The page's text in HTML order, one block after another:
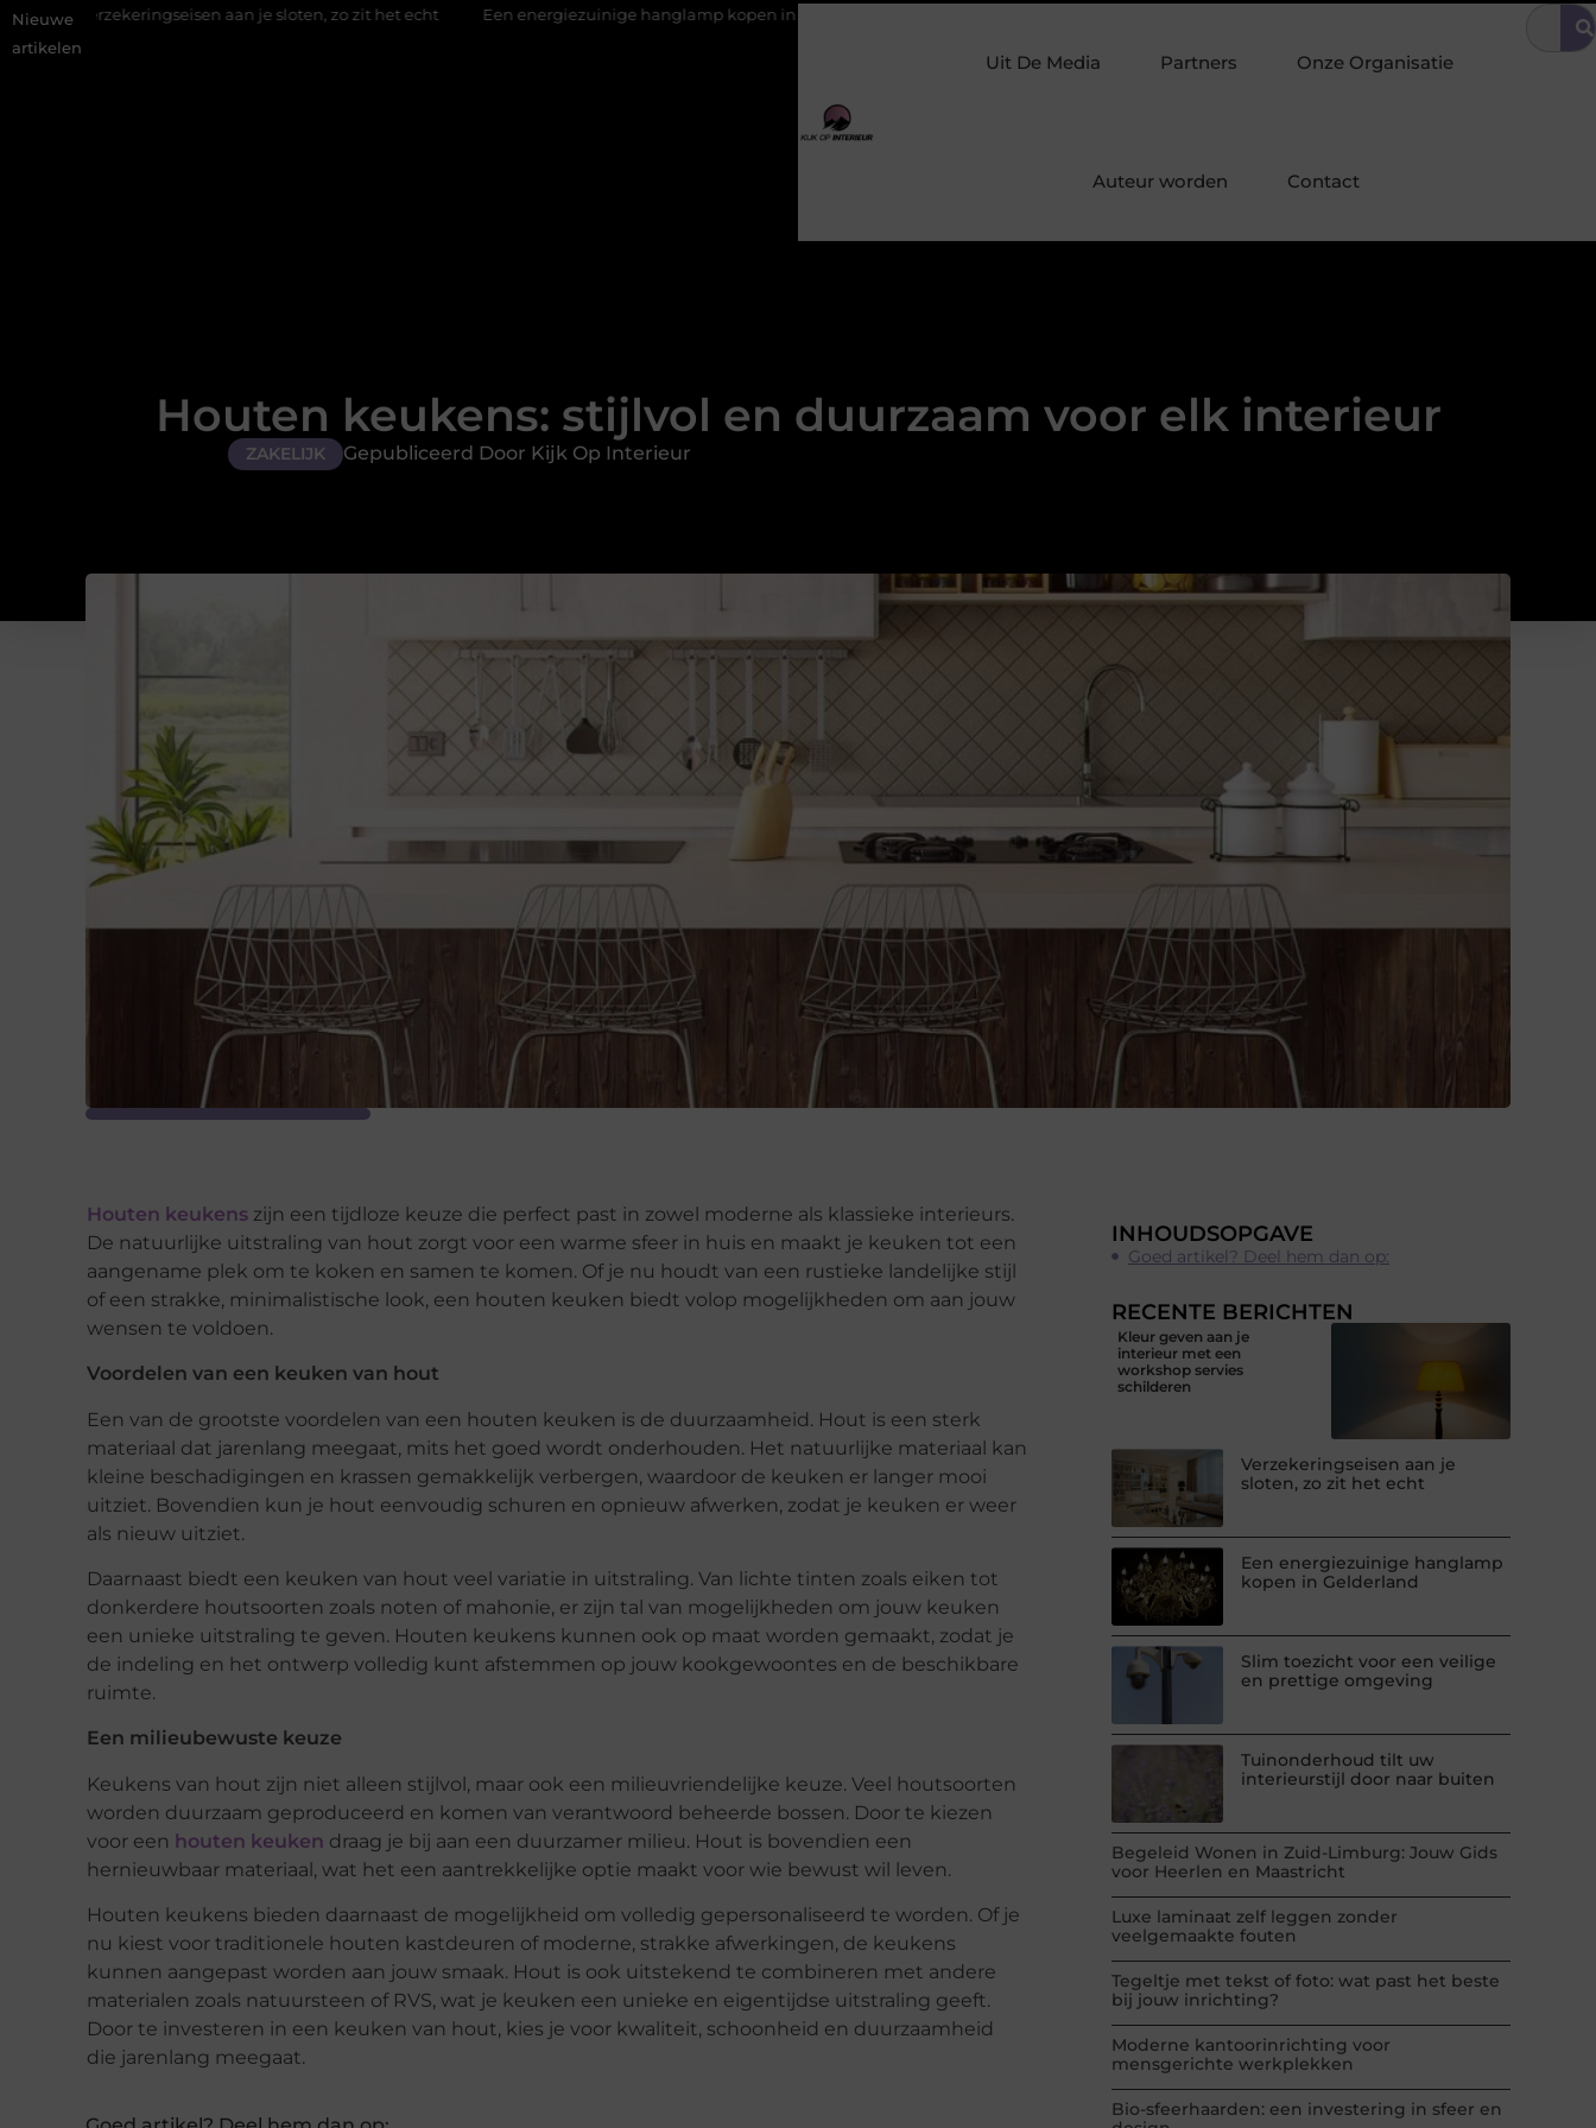
Nieuwe
artikelen
aan je sloten, zo zit het echt Een energiezuinige hanglamp kopen in Gelderland Slim toezicht voor een veilige en prettige omgeving Tuinonderhoud tilt uw interieurstijl door naar
Uit De Media Partners Onze Organisatie
Auteur worden Contact
Houten keukens: stijlvol en duurzaam voor elk interieur
ZAKELIJK Gepubliceerd Door Kijk Op Interieur
Houten keukens zijn een tijdloze keuze die perfect past in zowel moderne als klassieke interieurs.
De natuurlijke uitstraling van hout zorgt voor een warme sfeer in huis en maakt je keuken tot een
aangename plek om te koken en samen te komen. Of je nu houdt van een rustieke landelijke stijl
of een strakke, minimalistische look, een houten keuken biedt volop mogelijkheden om aan jouw
wensen te voldoen.
Voordelen van een keuken van hout
Een van de grootste voordelen van een houten keuken is de duurzaamheid. Hout is een sterk
materiaal dat jarenlang meegaat, mits het goed wordt onderhouden. Het natuurlijke materiaal kan
kleine beschadigingen en krassen gemakkelijk verbergen, waardoor de keuken er langer mooi
uitziet. Bovendien kun je hout eenvoudig schuren en opnieuw afwerken, zodat je keuken er weer
als nieuw uitziet.
Daarnaast biedt een keuken van hout veel variatie in uitstraling. Van lichte tinten zoals eiken tot
donkerdere houtsoorten zoals noten of mahonie, er zijn tal van mogelijkheden om jouw keuken
een unieke uitstraling te geven. Houten keukens kunnen ook op maat worden gemaakt, zodat je
de indeling en het ontwerp volledig kunt afstemmen op jouw kookgewoontes en de beschikbare
ruimte.
Een milieubewuste keuze
Keukens van hout zijn niet alleen stijlvol, maar ook een milieuvriendelijke keuze. Veel houtsoorten
worden duurzaam geproduceerd en komen van verantwoord beheerde bossen. Door te kiezen
voor een houten keuken draag je bij aan een duurzamer milieu. Hout is bovendien een
hernieuwbaar materiaal, wat het een aantrekkelijke optie maakt voor wie bewust wil leven.
Houten keukens bieden daarnaast de mogelijkheid om volledig gepersonaliseerd te worden. Of je
nu kiest voor traditionele houten kastdeuren of moderne, strakke afwerkingen, de keukens
kunnen aangepast worden aan jouw smaak. Hout is ook uitstekend te combineren met andere
materialen zoals natuursteen of RVS, wat je keuken een unieke en eigentijdse uitstraling geeft.
Door te investeren in een keuken van hout, kies je voor kwaliteit, schoonheid en duurzaamheid
die jarenlang meegaat.
INHOUDSOPGAVE
Goed artikel? Deel hem dan op:
RECENTE BERICHTEN
Kleur geven aan je
interieur met een
workshop servies
schilderen
Verzekeringseisen aan je
sloten, zo zit het echt
Een energiezuinige hanglamp
kopen in Gelderland
Slim toezicht voor een veilige
en prettige omgeving
Tuinonderhoud tilt uw
interieurstijl door naar buiten
Begeleid Wonen in Zuid-Limburg: Jouw Gids
voor Heerlen en Maastricht
Luxe laminaat zelf leggen zonder
veelgemaakte fouten
Tegeltje met tekst of foto: wat past het beste
bij jouw inrichting?
Moderne kantoorinrichting voor
mensgerichte werkplekken
Bio-sfeerhaarden: een investering in sfeer en